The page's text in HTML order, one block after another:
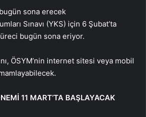
Sınavı (YKS) için 6 Şubat’ta
bugün sona eriyor.
ÖSYM’nin internet sitesi veya mobil
11 MART’TA BAŞLAYACAK